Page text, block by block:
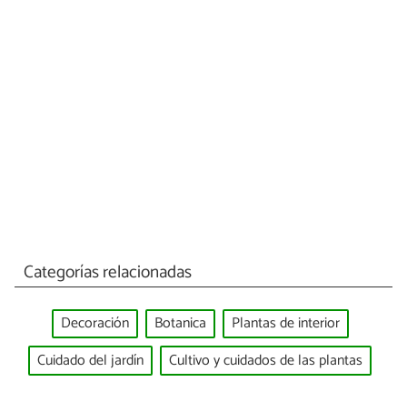
Categorías relacionadas
Decoración Botanica
Plantas de interior
Cuidado del jardín
Cultivo y cuidados de las plantas